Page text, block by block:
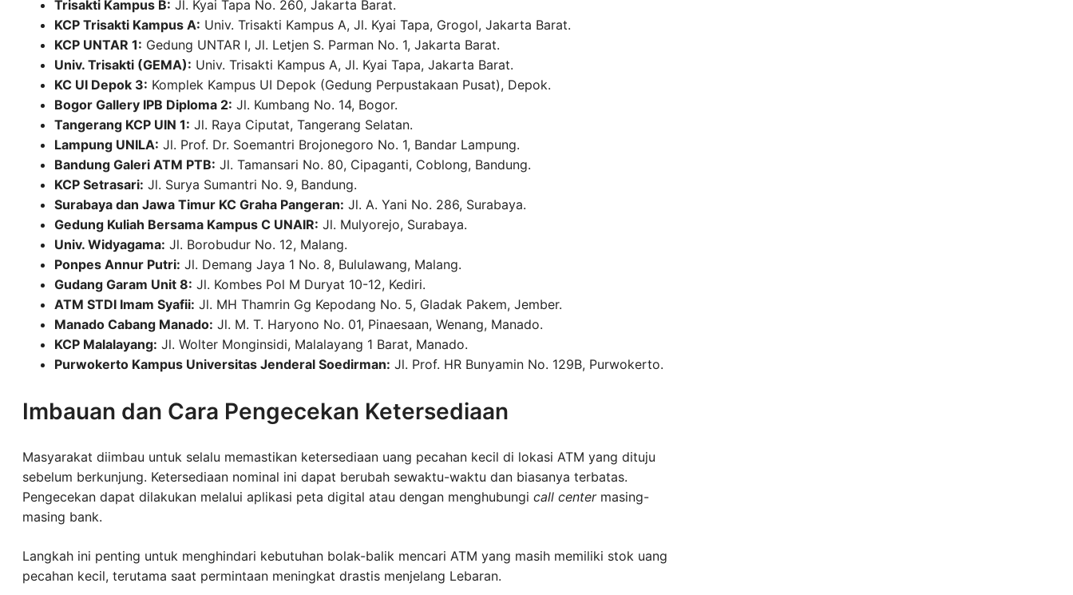
Trisakti Kampus B: Jl. Kyai Tapa No. 260, Jakarta Barat.
KCP Trisakti Kampus A: Univ. Trisakti Kampus A, Jl. Kyai Tapa, Grogol, Jakarta Barat.
KCP UNTAR 1: Gedung UNTAR I, Jl. Letjen S. Parman No. 1, Jakarta Barat.
Univ. Trisakti (GEMA): Univ. Trisakti Kampus A, Jl. Kyai Tapa, Jakarta Barat.
KC UI Depok 3: Komplek Kampus UI Depok (Gedung Perpustakaan Pusat), Depok.
Bogor Gallery IPB Diploma 2: Jl. Kumbang No. 14, Bogor.
Tangerang KCP UIN 1: Jl. Raya Ciputat, Tangerang Selatan.
Lampung UNILA: Jl. Prof. Dr. Soemantri Brojonegoro No. 1, Bandar Lampung.
Bandung Galeri ATM PTB: Jl. Tamansari No. 80, Cipaganti, Coblong, Bandung.
KCP Setrasari: Jl. Surya Sumantri No. 9, Bandung.
Surabaya dan Jawa Timur KC Graha Pangeran: Jl. A. Yani No. 286, Surabaya.
Gedung Kuliah Bersama Kampus C UNAIR: Jl. Mulyorejo, Surabaya.
Univ. Widyagama: Jl. Borobudur No. 12, Malang.
Ponpes Annur Putri: Jl. Demang Jaya 1 No. 8, Bululawang, Malang.
Gudang Garam Unit 8: Jl. Kombes Pol M Duryat 10-12, Kediri.
ATM STDI Imam Syafii: Jl. MH Thamrin Gg Kepodang No. 5, Gladak Pakem, Jember.
Manado Cabang Manado: Jl. M. T. Haryono No. 01, Pinaesaan, Wenang, Manado.
KCP Malalayang: Jl. Wolter Monginsidi, Malalayang 1 Barat, Manado.
Purwokerto Kampus Universitas Jenderal Soedirman: Jl. Prof. HR Bunyamin No. 129B, Purwokerto.
Imbauan dan Cara Pengecekan Ketersediaan
Masyarakat diimbau untuk selalu memastikan ketersediaan uang pecahan kecil di lokasi ATM yang dituju
sebelum berkunjung. Ketersediaan nominal ini dapat berubah sewaktu-waktu dan biasanya terbatas.
Pengecekan dapat dilakukan melalui aplikasi peta digital atau dengan menghubungi call centermasing-
masing bank.
Langkah ini penting untuk menghindari kebutuhan bolak-balik mencari ATM yang masih memiliki stok uang
pecahan kecil, terutama saat permintaan meningkat drastis menjelang Lebaran.